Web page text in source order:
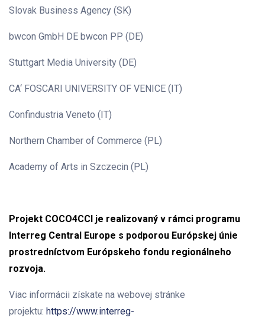
Slovak Business Agency (SK)
bwcon GmbH DE bwcon PP (DE)
Stuttgart Media University (DE)
CA‘ FOSCARI UNIVERSITY OF VENICE (IT)
Confindustria Veneto (IT)
Northern Chamber of Commerce (PL)
Academy of Arts in Szczecin (PL)
Projekt COCO4CCI je realizovaný v rámci programu
Interreg Central Europe s podporou Európskej únie
prostredníctvom Európskeho fondu regionálneho
rozvoja.
Viac informácii získate na webovej stránke
projektu: https://www.interreg-